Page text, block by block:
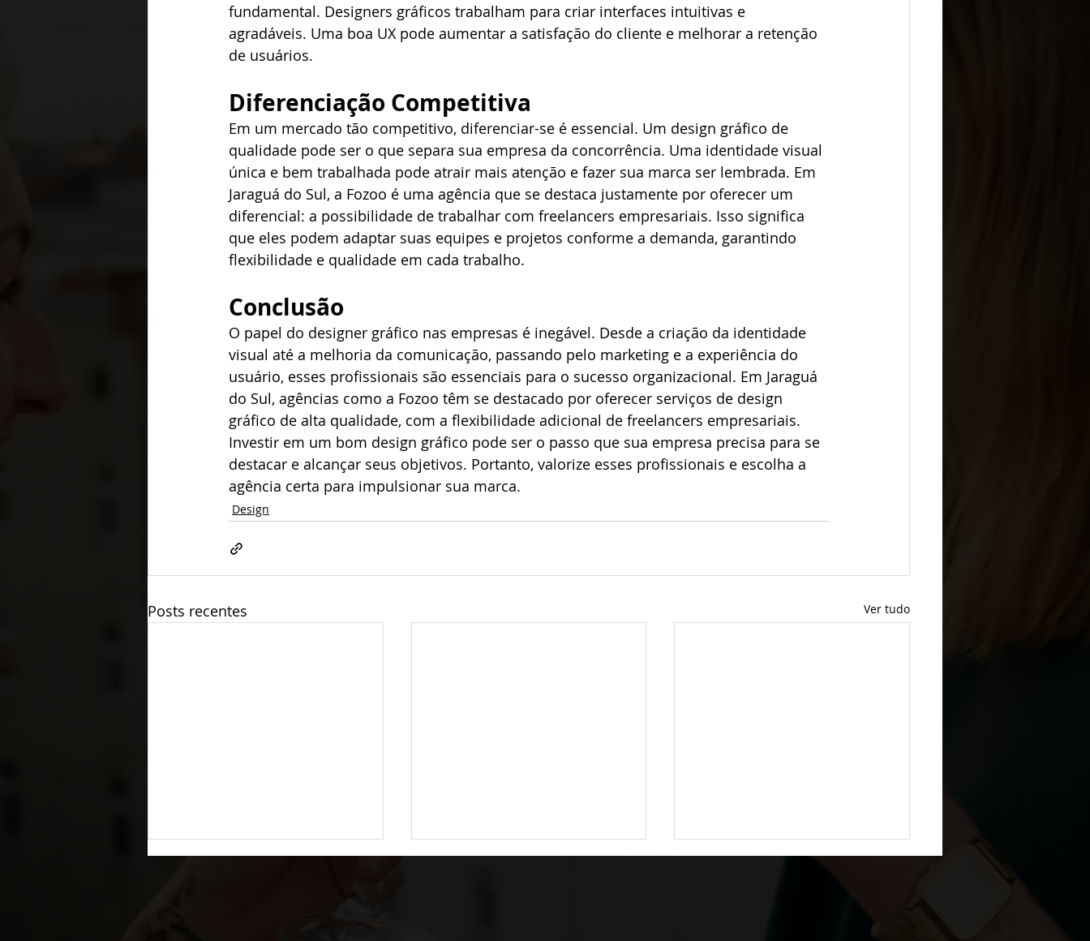
fundamental. Designers gráficos trabalham para criar interfaces intuitivas e
agradáveis. Uma boa UX pode aumentar a satisfação do cliente e melhorar a retenção
de usuários.
Diferenciação Competitiva
Em um mercado tão competitivo, diferenciar-se é essencial. Um design gráfico de
qualidade pode ser o que separa sua empresa da concorrência. Uma identidade visual
única e bem trabalhada pode atrair mais atenção e fazer sua marca ser lembrada. Em
Jaraguá do Sul, a Fozoo é uma agência que se destaca justamente por oferecer um
diferencial: a possibilidade de trabalhar com freelancers empresariais. Isso significa
que eles podem adaptar suas equipes e projetos conforme a demanda, garantindo
flexibilidade e qualidade em cada trabalho.
Conclusão
O papel do designer gráfico nas empresas é inegável. Desde a criação da identidade
visual até a melhoria da comunicação, passando pelo marketing e a experiência do
usuário, esses profissionais são essenciais para o sucesso organizacional. Em Jaraguá
do Sul, agências como a Fozoo têm se destacado por oferecer serviços de design
gráfico de alta qualidade, com a flexibilidade adicional de freelancers empresariais.
Investir em um bom design gráfico pode ser o passo que sua empresa precisa para se
destacar e alcançar seus objetivos. Portanto, valorize esses profissionais e escolha a
agência certa para impulsionar sua marca.
Design
Posts recentes Ver tudo